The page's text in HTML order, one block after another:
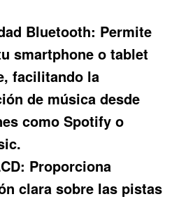
Bluetooth: Permite
smartphone o tablet
facilitando la
de música desde
como Spotify o
Proporciona
clara sobre las pistas